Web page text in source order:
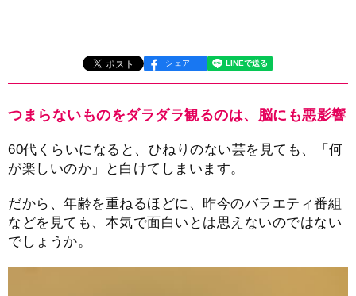
シェア
つまらないものをダラダラ観るのは、脳にも悪影響
60代くらいになると、ひねりのない芸を見ても、「何
が楽しいのか」と白けてしまいます。
だから、年齢を重ねるほどに、昨今のバラエティ番組
などを見ても、本気で面白いとは思えないのではない
でしょうか。